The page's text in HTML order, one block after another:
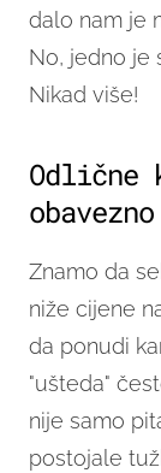
dalo nam je
No, jedno je
Nikad više!
Odlične
Znamo da
niže cijene
da ponudi
"ušteda"
nije samo
postojale